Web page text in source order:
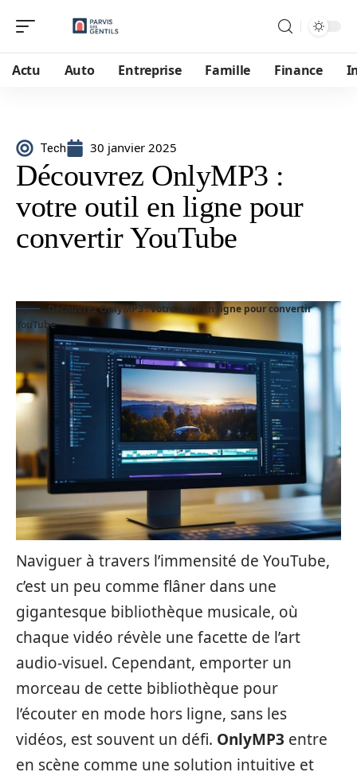
Actu Auto Entreprise Famille Finance
Tech 30 janvier 2025
Découvrez OnlyMP3 :
votre outil en ligne pour
convertir YouTube
Découvrez OnlyMP3 : votre outil en ligne pour convertir
YouTube
Naviguer à travers l’immensité de YouTube,
c’est un peu comme flâner dans une
gigantesque bibliothèque musicale, où
chaque vidéo révèle une facette de l’art
audio-visuel. Cependant, emporter un
morceau de cette bibliothèque pour
l’écouter en mode hors ligne, sans les
vidéos, est souvent un défi. OnlyMP3 entre
en scène comme une solution intuitive et